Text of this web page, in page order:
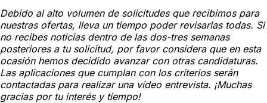
Debido al alto volumen de solicitudes que recibimos para
nuestras ofertas, lleva un tiempo poder revisarlas todas. Si
no recibes noticias dentro de las dos-tres semanas
posteriores a tu solicitud, por favor considera que en esta
ocasión hemos decidido avanzar con otras candidaturas.
Las aplicaciones que cumplan con los criterios serán
contactadas para realizar una vídeo entrevista. ¡Muchas
gracias por tu interés y tiempo!